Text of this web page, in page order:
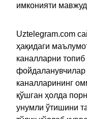
имконияти
Uztelegram.com
ҳақидаги
каналларни
фойдаланувчилар
каналларининг
қўшган ҳолда
унумли ўтишини